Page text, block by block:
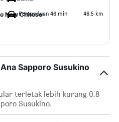
New Chitose
Pemanduan 46 min 46.5 km
Sapporo Susukino
terletak lebih kurang 0.8
Susukino.